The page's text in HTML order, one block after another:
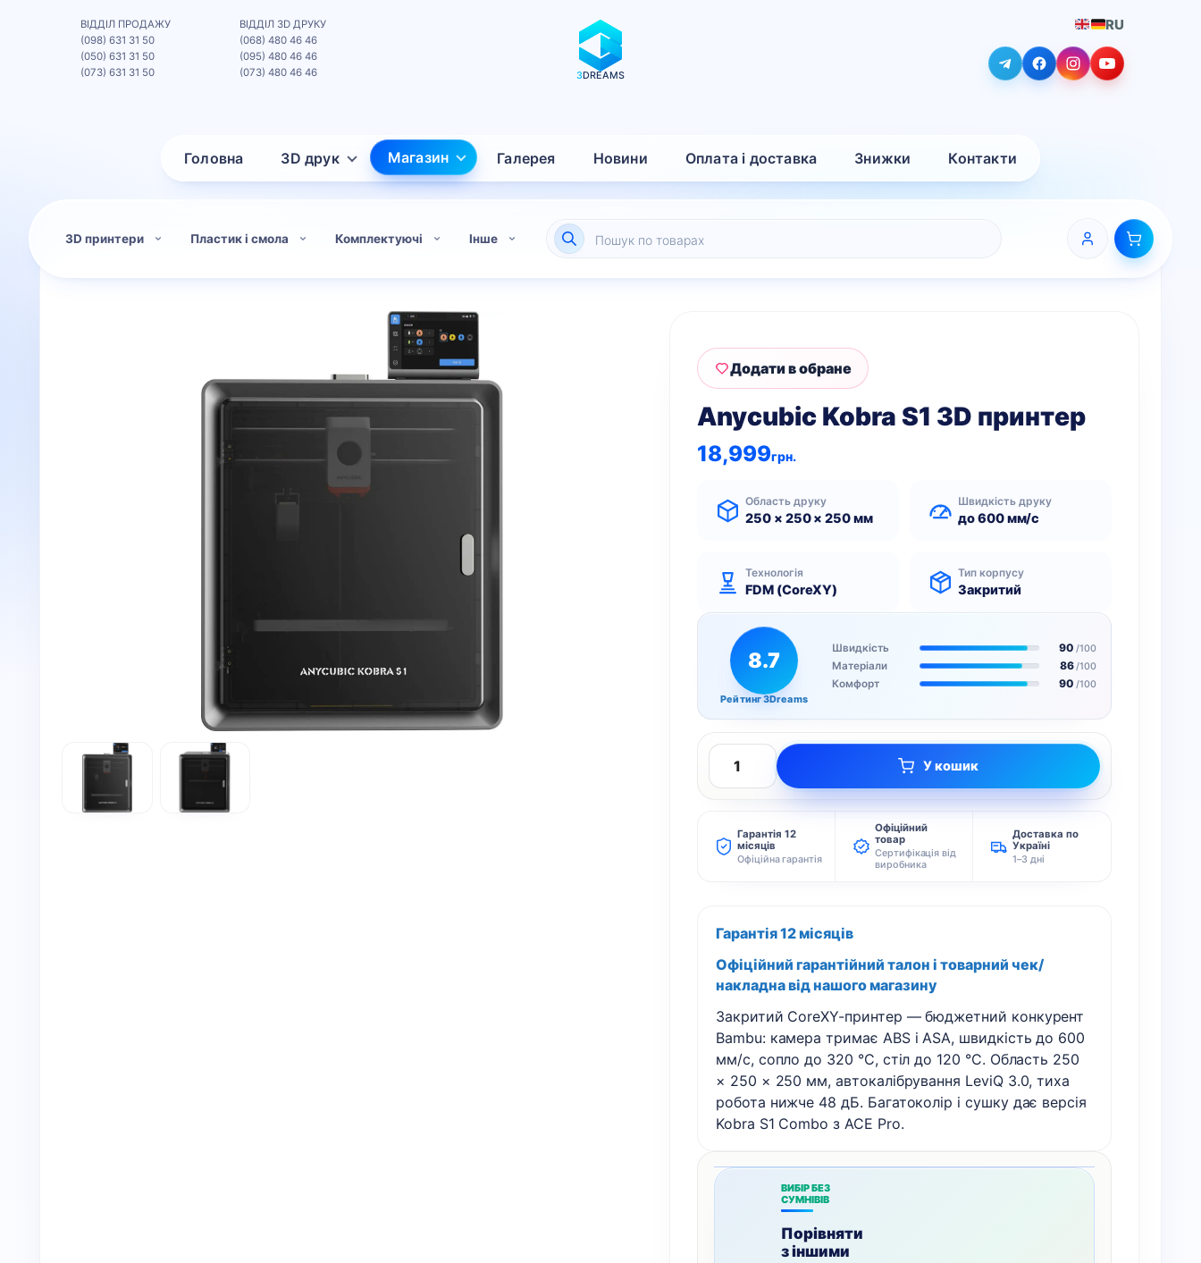
3DREAMS
Головна 3D друк Магазин Галерея Новини Оплата і доставка Знижки Контакти
ВІДДІЛ ПРОДАЖУ
(098) 631 31 50
(050) 631 31 50
(073) 631 31 50
ВІДДІЛ 3D ДРУКУ
(068) 480 46 46
(095) 480 46 46
(073) 480 46 46
RU
3D принтери Пластик і смола Комплектуючі Інше Пошук
Anycubic Kobra S1 3D принтер
18,999грн.
Гарантія 12 місяців
Офіційний гарантійний талон і товарний чек/
накладна від нашого магазину
Закритий CoreXY-принтер — бюджетний конкурент
Bambu: камера тримає ABS і ASA, швидкість до 600
мм/с, сопло до 320 °C, стіл до 120 °C. Область 250
× 250 × 250 мм, автокалібрування LeviQ 3.0, тиха
робота нижче 48 дБ. Багатоколір і сушку дає версія
Kobra S1 Combo з ACE Pro.
Область друку
250 × 250 × 250 мм
Швидкість друку
до 600 мм/с
Технологія
FDM (CoreXY)
Тип корпусу
Закритий
8.7
Рейтинг 3Dreams
Швидкість 90 /100
Матеріали 86/100
Комфорт 90 /100
Anycubic
3D
У кошик
Гарантія 12
місяців
Офіційна гарантія
Офіційний
товар
Сертифікація від
виробника
Доставка по
Україні
1–3 дні
Додати в обране
ВИБІР БЕЗ
СУМНІВІВ
Порівняти
з іншими